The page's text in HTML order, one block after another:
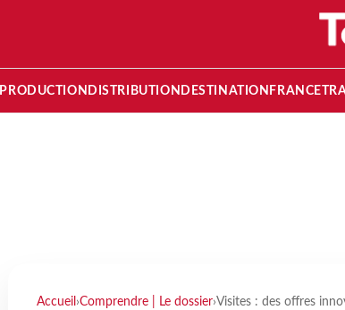
PRODUCTION DISTRIBUTION DESTINATION FRANCE
Accueil ›Comprendre | Le dossier›Visites : des offres